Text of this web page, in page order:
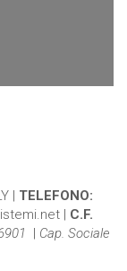
| TELEFONO:
| C.F.
| Cap. Sociale